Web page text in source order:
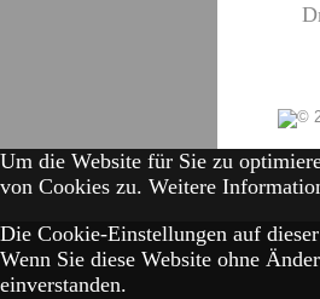
Um die Website für Sie zu
von Cookies zu. Weitere
Die Cookie-Einstellungen auf
Wenn Sie diese Website ohne
einverstanden.